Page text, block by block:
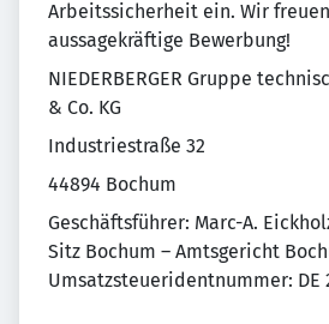
Arbeitssicherheit ein. Wir
aussagekräftige Bewerbung!
NIEDERBERGER Gruppe
& Co. KG
Industriestraße 32
44894 Bochum
Geschäftsführer: Marc-A.
Sitz Bochum – Amtsgericht
Umsatzsteueridentnummer: DE